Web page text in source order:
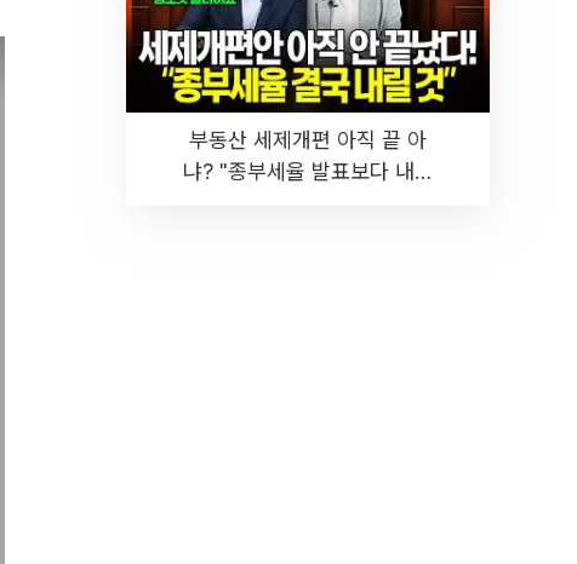
부동산 세제개편 아직 끝 아
냐? "종부세율 발표보다 내릴